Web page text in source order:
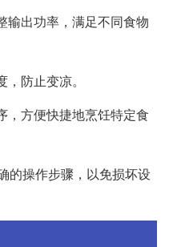
输出功率，满足不同食物
防止变凉。
，方便快捷地烹饪特定食
的操作步骤，以免损坏设